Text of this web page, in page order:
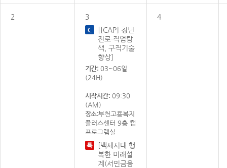
2
3
[[CAP] 청년
진로·직업탐
색, 구직기술
향상]
기간: 03~06일
(24H)
시작시간: 09:30
(AM)
장소:부천고용복지
플러스센터 9층 캡
프로그램실
[백세시대 행
복한 미래설
계(서민금융
4